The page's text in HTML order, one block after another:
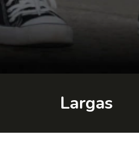
Largas